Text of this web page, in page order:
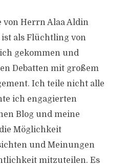
Herrn Alaa Aldin
als Flüchtling von
gekommen und
Debatten mit großem
Ich teile nicht alle
ich engagierten
Blog und meine
Möglichkeit
und Meinungen
mitzuteilen. Es